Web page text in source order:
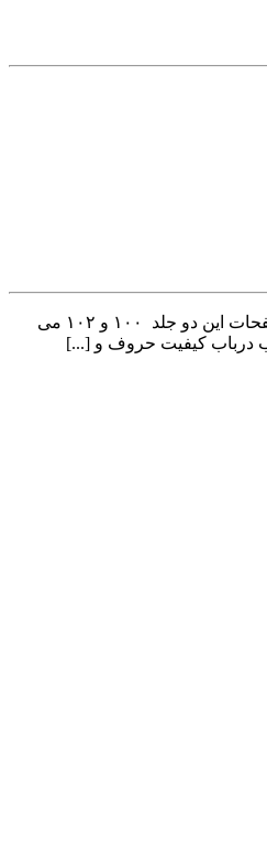
کتاب جواهر الاسرار جفر جامع ۱و۲ کتاب جواهر الاسرار جغر جامع یک و دو توسط محمود دهدار نوشته شده است. این کتاب در قالب pdf و دارای دو جلد می باشد و تعداد صفحات این دو جلد ۱۰۰ و ۱۰۲ می
درباب کیفیت حروف و [...]